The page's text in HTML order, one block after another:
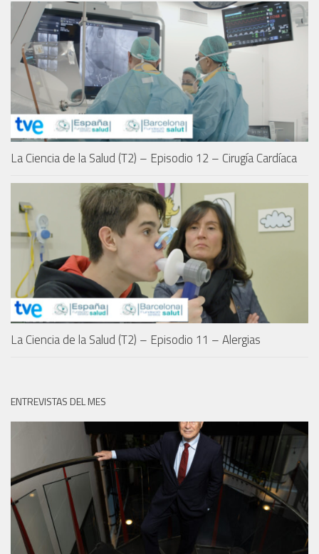
La Ciencia de la Salud (T2) – Episodio 12 – Cirugía Cardíaca
La Ciencia de la Salud (T2) – Episodio 11 – Alergias
ENTREVISTAS DEL MES